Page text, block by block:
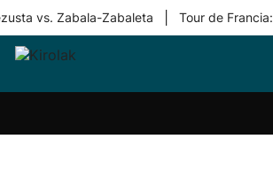
vs. Zabala-Zabaleta Tour de